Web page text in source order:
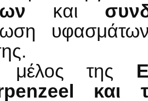
και
μέλος της
και